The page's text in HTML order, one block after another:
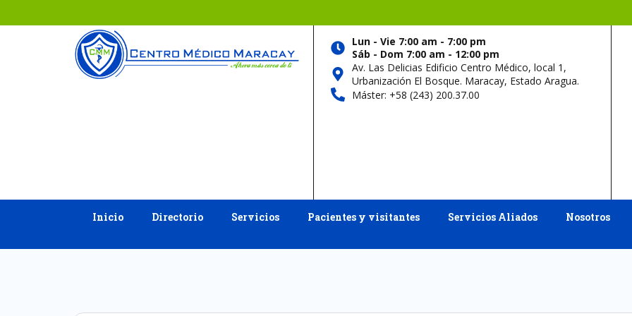
Lun - Vie 7:00 am - 7:00 pm
Sáb - Dom 7:00 am - 12:00 pm
Av. Las Delicias Edificio Centro Médico, local 1,
Urbanización El Bosque. Maracay, Estado Aragua.
Máster: +58 (243) 200.37.00
Inicio Directorio Servicios Pacientes y visitantes Servicios Aliados Nosotros